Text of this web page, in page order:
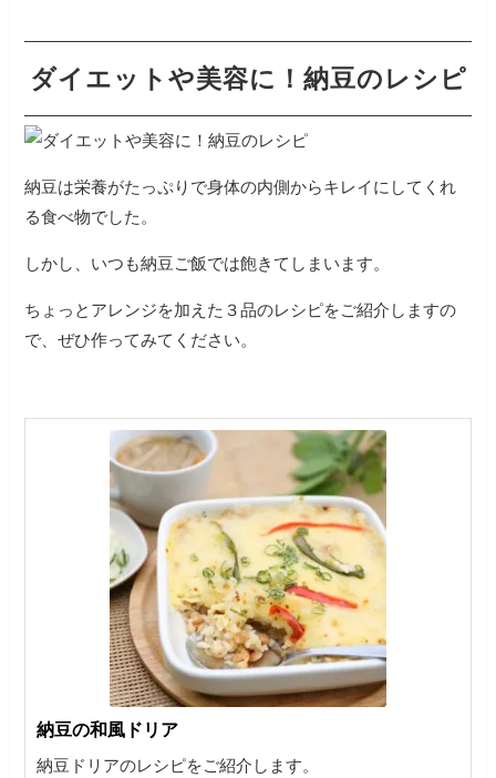
ダイエットや美容に！納豆のレシピ
納豆は栄養がたっぷりで身体の内側からキレイにしてくれ
る食べ物でした。
しかし、いつも納豆ご飯では飽きてしまいます。
ちょっとアレンジを加えた３品のレシピをご紹介しますの
で、ぜひ作ってみてください。
納豆の和風ドリア
納豆ドリアのレシピをご紹介します。